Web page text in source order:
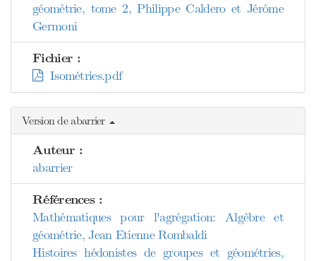
géométrie, tome 2, Philippe Caldero et Jérôme
Germoni
Fichier :
Isométries.pdf
Version de abarrier
Auteur :
abarrier
Références :
Mathématiques pour l'agrégation: Algèbre et
géométrie, Jean Etienne Rombaldi
Histoires hédonistes de groupes et géométries,